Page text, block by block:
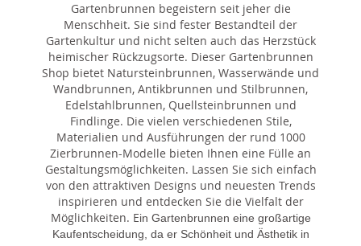
Gartenbrunnen begeistern seit jeher die
Menschheit. Sie sind fester Bestandteil der
Gartenkultur und nicht selten auch das Herzstück
heimischer Rückzugsorte. Dieser Gartenbrunnen
Shop bietet Natursteinbrunnen, Wasserwände und
Wandbrunnen, Antikbrunnen und Stilbrunnen,
Edelstahlbrunnen, Quellsteinbrunnen und
Findlinge. Die vielen verschiedenen Stile,
Materialien und Ausführungen der rund 1000
Zierbrunnen-Modelle bieten Ihnen eine Fülle an
Gestaltungsmöglichkeiten. Lassen Sie sich einfach
von den attraktiven Designs und neuesten Trends
inspirieren und entdecken Sie die Vielfalt der
Möglichkeiten. Ein Gartenbrunnen eine großartige
Kaufentscheidung, da er Schönheit und Ästhetik in